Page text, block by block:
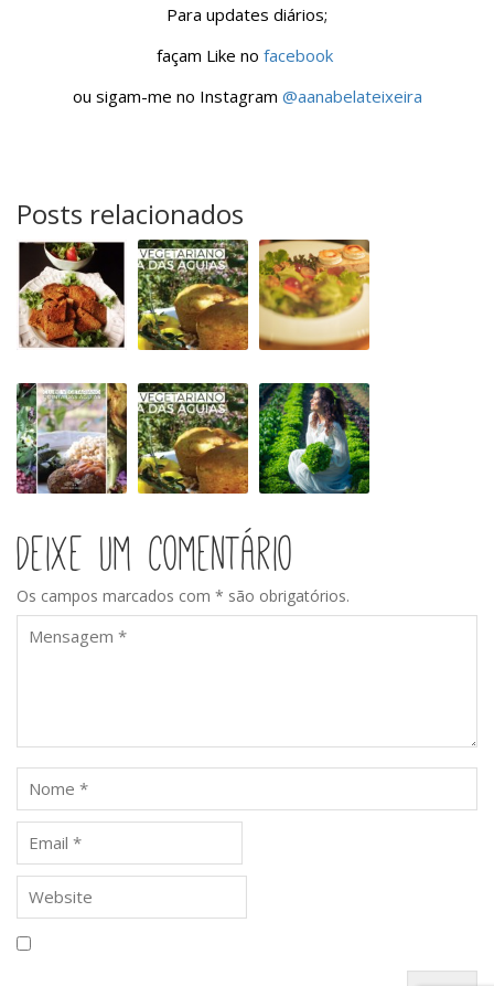
Para updates diários;
façam Like no facebook
ou sigam-me no Instagram @aanabelateixeira
Posts relacionados
Seitan
rápido
Jantar
Clube
Vegetariano
Quinta
Comida
vegetariana
na
feira
Workshop
de
culinária
vegetariana
Deixe um comentário
Os campos marcados com * são obrigatórios.